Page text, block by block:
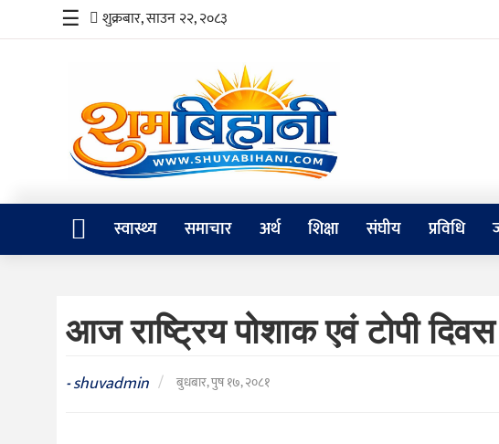
समाचार
संघीय
जीवनशैली
☰ शुक्रबार, साउन २२, २०८३
स्वास्थ्य समाचार अर्थ शिक्षा संघीय प्रविधि
आज राष्ट्रिय पोशाक एवं टोपी दिवस
-shuvadmin / बुधबार, पुष १७, २०८१